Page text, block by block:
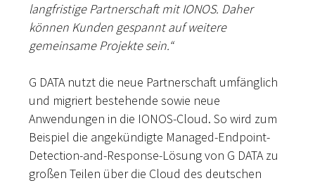
langfristige Partnerschaft mit IONOS. Daher
können Kunden gespannt auf weitere
gemeinsame Projekte sein.“
G DATA nutzt die neue Partnerschaft umfänglich
und migriert bestehende sowie neue
Anwendungen in die IONOS-Cloud. So wird zum
Beispiel die angekündigte Managed-Endpoint-
Detection-and-Response-Lösung von G DATA zu
großen Teilen über die Cloud des deutschen